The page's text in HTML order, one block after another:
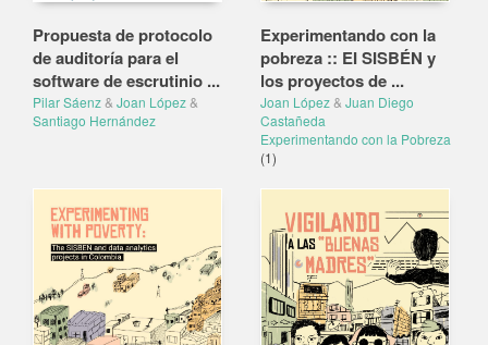
Propuesta de protocolo
de auditoría para el
software de escrutinio ...
Pilar Sáenz& Joan López&
Santiago Hernández
Experimentando con la
pobreza :: EI SISBÉN y
los proyectos de ...
Joan López& Juan Diego
Castañeda
Experimentando con la Pobreza
(1)